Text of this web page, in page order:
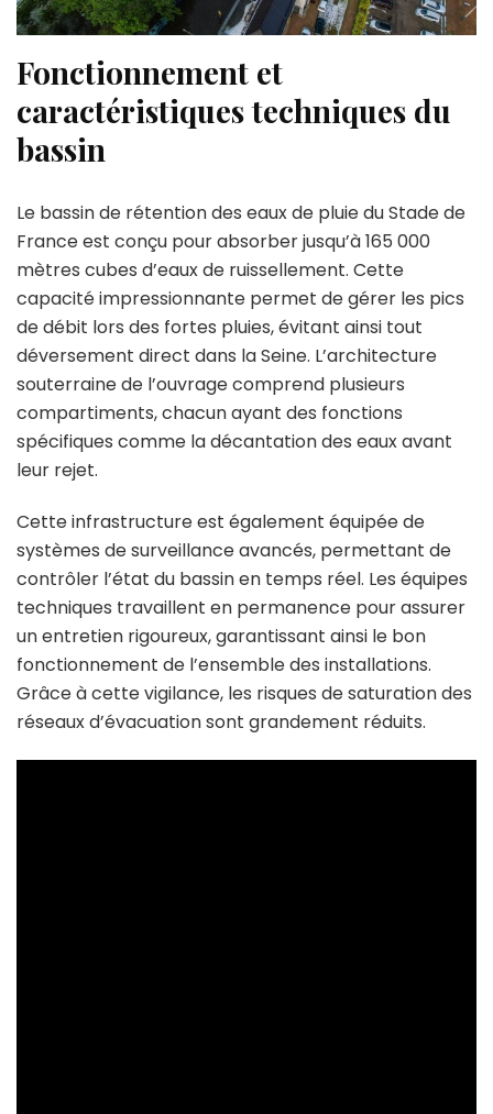
Fonctionnement et
caractéristiques techniques du
bassin
Le bassin de rétention des eaux de pluie du Stade de
France est conçu pour absorber jusqu’à 165 000
mètres cubes d’eaux de ruissellement. Cette
capacité impressionnante permet de gérer les pics
de débit lors des fortes pluies, évitant ainsi tout
déversement direct dans la Seine. L’architecture
souterraine de l’ouvrage comprend plusieurs
compartiments, chacun ayant des fonctions
spécifiques comme la décantation des eaux avant
leur rejet.
Cette infrastructure est également équipée de
systèmes de surveillance avancés, permettant de
contrôler l’état du bassin en temps réel. Les équipes
techniques travaillent en permanence pour assurer
un entretien rigoureux, garantissant ainsi le bon
fonctionnement de l’ensemble des installations.
Grâce à cette vigilance, les risques de saturation des
réseaux d’évacuation sont grandement réduits.